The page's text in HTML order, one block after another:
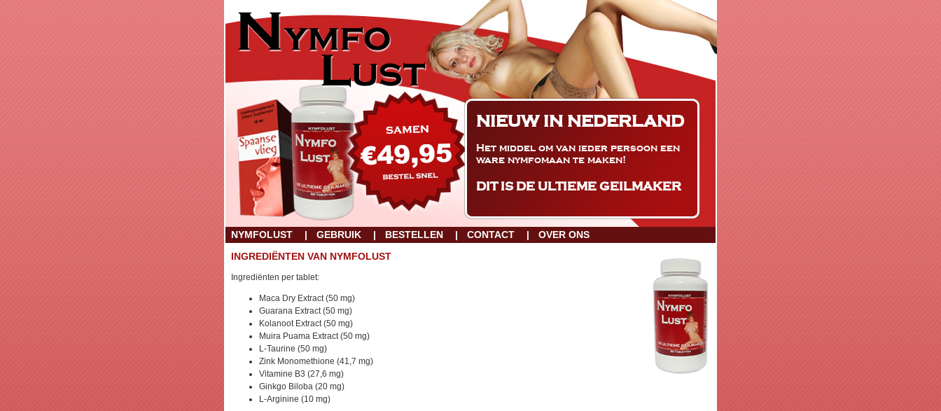
NIEUW IN NEDERLAND
Het middel om van ieder persoon een
ware nymfomaan te maken!
DIT IS DE ULTIEME GEILMAKER
NYMFOLUST GEBRUIK BESTELLEN CONTACT
OVER ONS
INGREDIËNTEN VAN NYMFOLUST
Ingrediënten per tablet:
Maca Dry Extract (50 mg)
Guarana Extract (50 mg)
Kolanoot Extract (50 mg)
Muira Puama Extract (50 mg)
L-Taurine (50 mg)
Zink Monomethione (41,7 mg)
Vitamine B3 (27,6 mg)
Ginkgo Biloba (20 mg)
L-Arginine (10 mg)